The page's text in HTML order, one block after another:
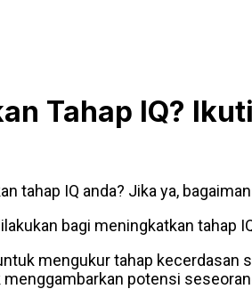
Tahap IQ?
tahap IQ anda? Jika ya,
bagi meningkatkan tahap
mengukur tahap
menggambarkan potensi